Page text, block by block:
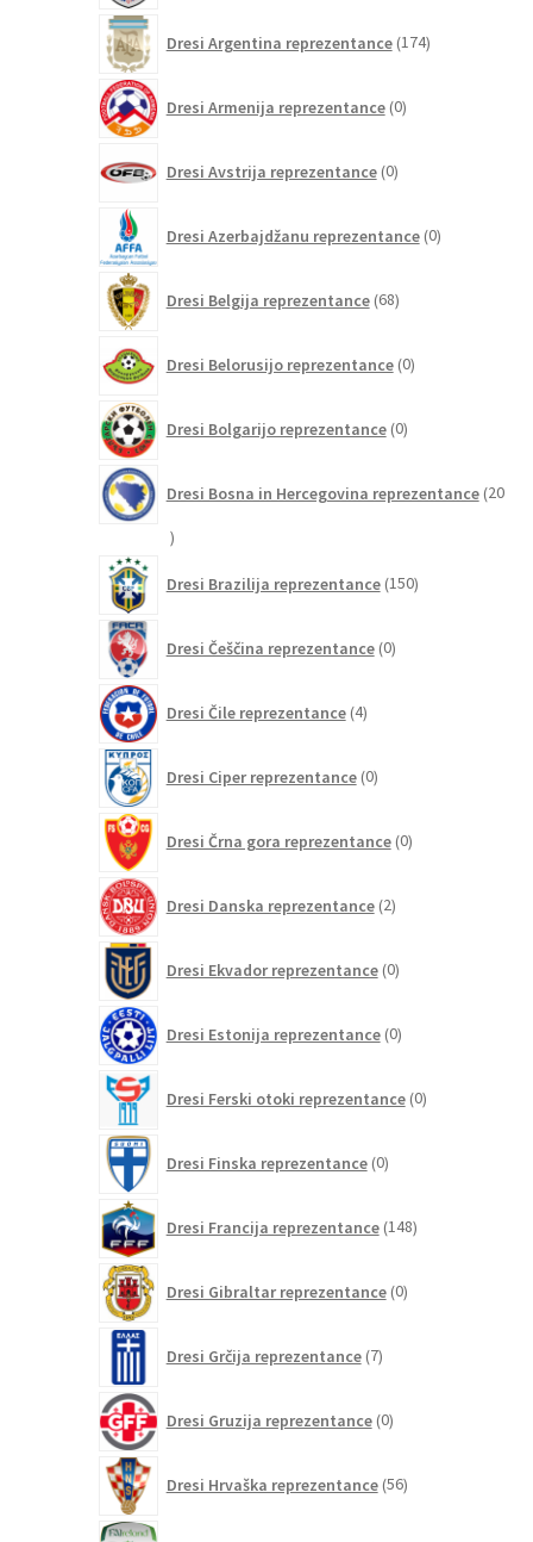
Dresi Argentina reprezentance 174izdelkov
Dresi Armenija reprezentance 0izdelkov
Dresi Avstrija reprezentance 0izdelkov
Dresi Azerbajdžanu reprezentance 0izdelkov
Dresi Belgija reprezentance 68izdelkov
Dresi Belorusijo reprezentance 0izdelkov
Dresi Bolgarijo reprezentance 0izdelkov
Dresi Bosna in Hercegovina reprezentance 20
20
Dresi Brazilija reprezentance 150izdelkov
Dresi Češčina reprezentance 0izdelkov
Dresi Čile reprezentance 4izdelki
Dresi Ciper reprezentance 0izdelkov
Dresi Črna gora reprezentance 0izdelkov
Dresi Danska reprezentance 2izdelka
Dresi Ekvador reprezentance 0izdelkov
Dresi Estonija reprezentance 0izdelkov
Dresi Ferski otoki reprezentance 0izdelkov
Dresi Finska reprezentance 0izdelkov
Dresi Francija reprezentance 148izdelkov
Dresi Gibraltar reprezentance 0izdelkov
Dresi Grčija reprezentance 7izdelkov
Dresi Gruzija reprezentance 0izdelkov
Dresi Hrvaška reprezentance 56izdelkov